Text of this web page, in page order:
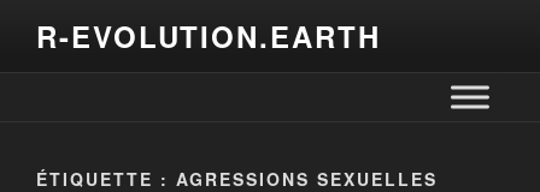
R-EVOLUTION.EARTH
ÉTIQUETTE : AGRESSIONS SEXUELLES